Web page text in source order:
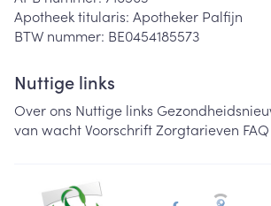
Apotheek titularis: Apotheker Palfijn
BTW nummer: BE0454185573
Nuttige links
Over ons Nuttige links
van wachtVoorschriftZorgtarieven FAQ